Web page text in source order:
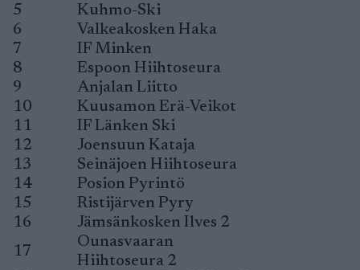
5
Kuhmo-Ski
6
Valkeakosken Haka
7
IF Minken
8
Espoon Hiihtoseura
9
Anjalan Liitto
10
Kuusamon Erä-Veikot
11
IF Länken Ski
12
Joensuun Kataja
13
Seinäjoen Hiihtoseura
14
Posion Pyrintö
15
Ristijärven Pyry
16
Jämsänkosken Ilves 2
17
Ounasvaaran
Hiihtoseura 2